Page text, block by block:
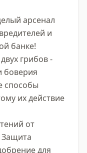
арсенал
и
банке!
грибов -
боверия
способы
их действие
от
Защита
для